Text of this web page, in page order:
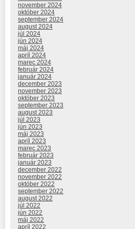
november 2024
október 2024
september 2024
august 2024
júl 2024
jún 2024
máj 2024
apríl 2024
marec 2024
február 2024
január 2024
december 2023
november 2023
október 2023
september 2023
august 2023
júl 2023
jún 2023
máj 2023
apríl 2023
marec 2023
február 2023
január 2023
december 2022
november 2022
október 2022
september 2022
august 2022
júl 2022
jún 2022
máj 2022
apríl 2022